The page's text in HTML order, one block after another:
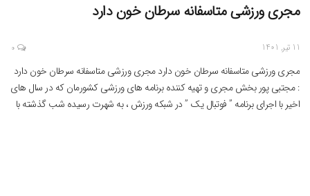
مجری ورزشی متاسفانه سرطان خون دارد
11 تیر, 1401 0
مجری ورزشی متاسفانه سرطان خون دارد مجری ورزشی متاسفانه سرطان خون دارد
: مجتبی پور بخش مجری و تهیه کننده برنامه های ورزشی کشورمان که در سال های
اخیر با اجرای برنامه ” فوتبال یک ” در شبکه ورزش ، به شهرت رسیده شب گذشته با